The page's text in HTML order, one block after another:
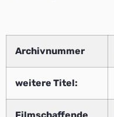
Archivnummer
weitere Titel: